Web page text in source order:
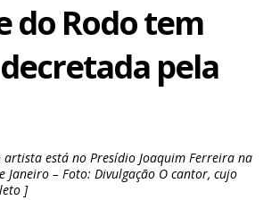
do Rodo tem
pela
artista está no Presídio Joaquim Ferreira na
Janeiro – Foto: Divulgação O cantor, cujo
]